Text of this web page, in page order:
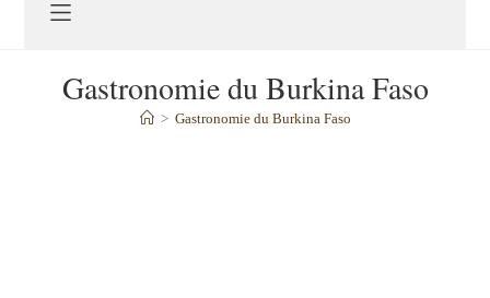
Gastronomie du Burkina Faso
> Gastronomie du Burkina Faso